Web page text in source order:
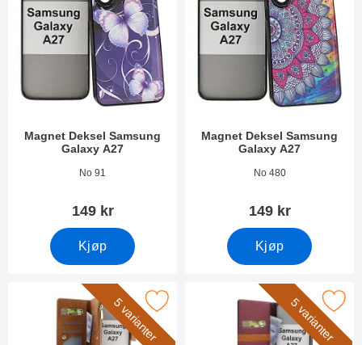
Magnet Deksel Samsung
Galaxy A27
Varenummer 55400
No 91
149 kr
Kjøp
Magnet Deksel Samsung
Galaxy A27
Varenummer 55401
No 480
149 kr
Kjøp
5 varianter
Samsung Galaxy A27 Luksus Lommebok Deksel som favoritt
5 varianter
Merk samsung Galaxy A27 Luksus